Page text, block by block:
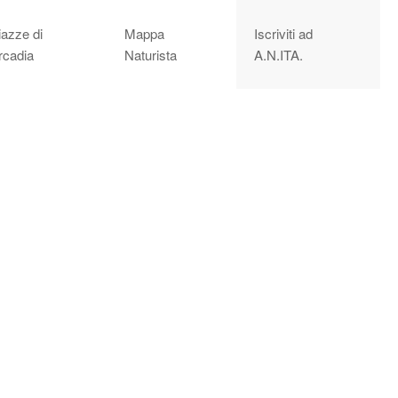
di
Mappa
Naturista
Iscriviti ad
A.N.ITA.